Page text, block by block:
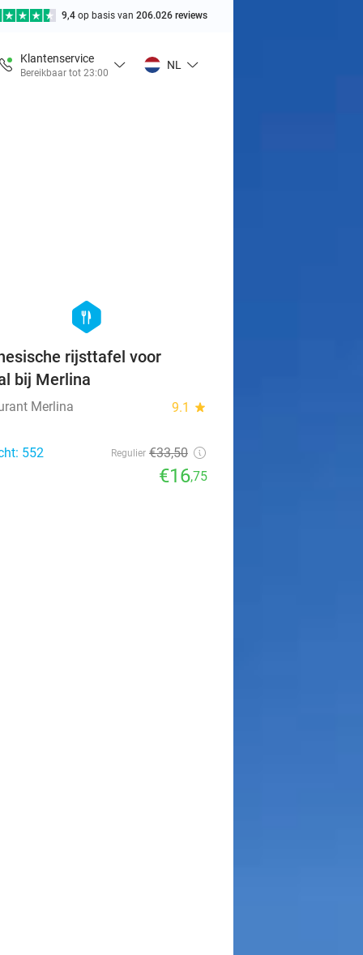
9,4 op basis van 206.026 reviews
Klantenservice
Bereikbaar tot 23:00
NL
hexagon
food
rijsttafel voor
bij Merlina
Merlina 9.1 star
552
Regulier €33,50
€16,75